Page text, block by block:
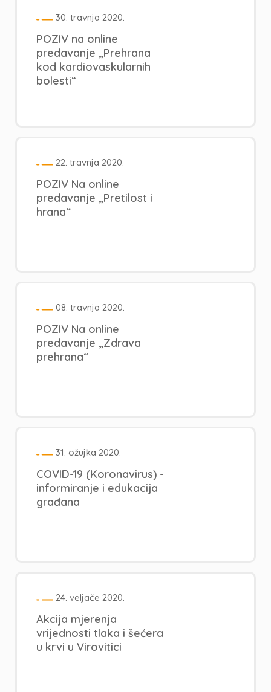
30. travnja 2020.
POZIV na online
predavanje „Prehrana
kod kardiovaskularnih
bolesti“
22. travnja 2020.
POZIV Na online
predavanje „Pretilost i
hrana“
08. travnja 2020.
POZIV Na online
predavanje „Zdrava
prehrana“
31. ožujka 2020.
COVID-19 (Koronavirus) -
informiranje i edukacija
građana
24. veljače 2020.
Akcija mjerenja
vrijednosti tlaka i šećera
u krvi u Virovitici